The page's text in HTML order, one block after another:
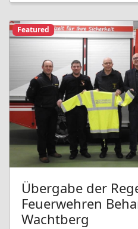
Featured
Übergabe der
Feuerwehren
Wachtberg